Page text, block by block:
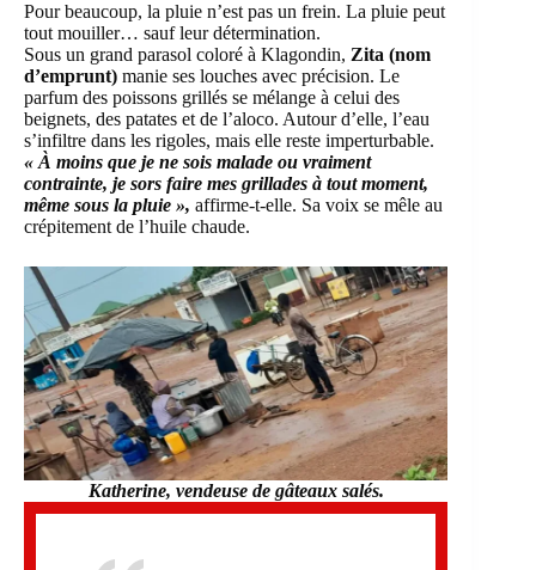
Pour beaucoup, la pluie n’est pas un frein. La pluie peut
tout mouiller… sauf leur détermination.
Sous un grand parasol coloré à Klagondin, Zita (nom
d’emprunt) manie ses louches avec précision. Le
parfum des poissons grillés se mélange à celui des
beignets, des patates et de l’aloco. Autour d’elle, l’eau
s’infiltre dans les rigoles, mais elle reste imperturbable.
« À moins que je ne sois malade ou vraiment
contrainte, je sors faire mes grillades à tout moment,
même sous la pluie », affirme-t-elle. Sa voix se mêle au
crépitement de l’huile chaude.
Katherine, vendeuse de gâteaux salés.